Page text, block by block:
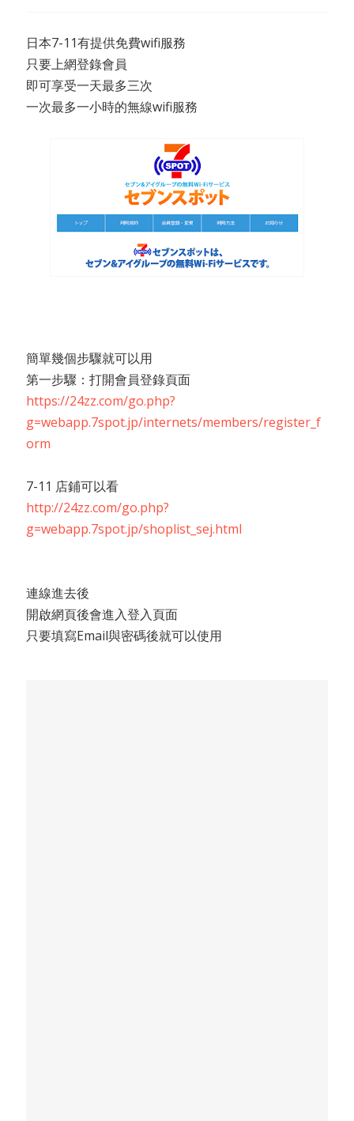
日本7-11有提供免費wifi服務
只要上網登錄會員
即可享受一天最多三次
一次最多一小時的無線wifi服務
簡單幾個步驟就可以用
第一步驟：打開會員登錄頁面
https://24zz.com/go.php?
g=webapp.7spot.jp/internets/members/register_f
orm
7-11 店鋪可以看
http://24zz.com/go.php?
g=webapp.7spot.jp/shoplist_sej.html
連線進去後
開啟網頁後會進入登入頁面
只要填寫Email與密碼後就可以使用